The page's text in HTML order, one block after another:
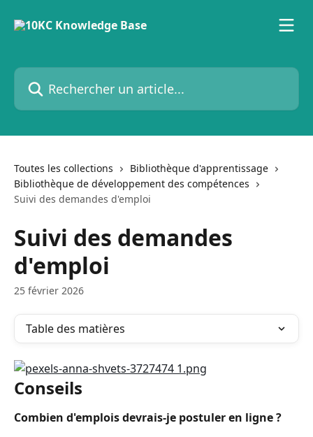
Rechercher un article...
Toutes les collections
Bibliothèque d'apprentissage
Bibliothèque de développement des compétences
Suivi des demandes d'emploi
Suivi des demandes
d'emploi
25 février 2026
Table des matières
Conseils
Combien d'emplois devrais-je postuler en ligne ?